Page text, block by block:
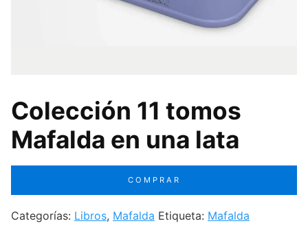
Colección 11 tomos
Mafalda en una lata
COMPRAR
Categorías: Libros, Mafalda Etiqueta: Mafalda